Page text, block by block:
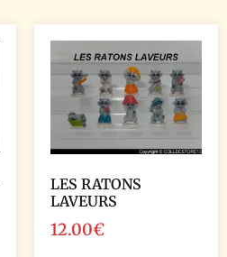
LES RATONS
LAVEURS
12.00€